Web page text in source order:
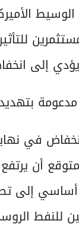
يؤدي إلى
في
إلى
للنفط